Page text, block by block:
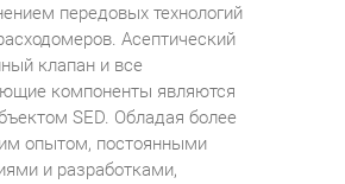
передовых технологий
Асептический
клапан и все
компоненты являются
SED. Обладая более
опытом, постоянными
и разработками,